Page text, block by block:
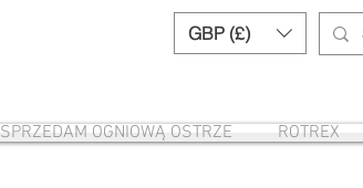
GBP (£)
SPRZEDAM OGNIOWĄ OSTRZE ROTREX